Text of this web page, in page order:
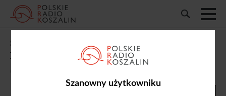
Szanowny użytkowniku
Starosta szczecinecki i były burmistrz
Barwic ponownie stanęli przed sądem
07/07/2026, 15:12